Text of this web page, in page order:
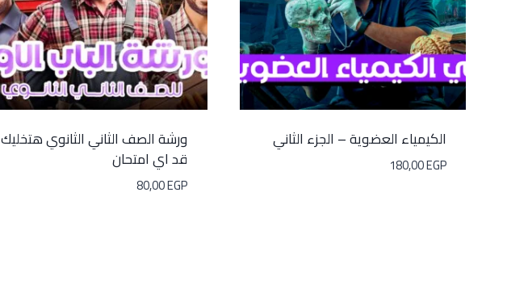
الكيمياء العضوية – الجزء الثاني
180,00EGP
ورشة الصف الثاني الثانوي هتخليك
قد اي امتحان
80,00EGP